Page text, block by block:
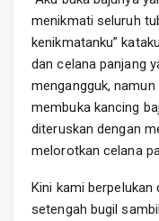
menikmati seluruh
kenikmatanku”
dan celana panjang
mengangguk,
membuka kancing
diteruskan dengan
melorotkan celana
Kini kami berpelukan
setengah bugil